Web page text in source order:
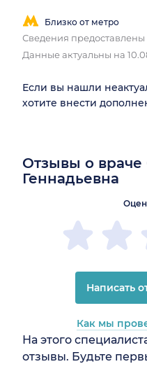
Близко от метро
Сведения
Данные актуальны на
Если вы нашли
хотите внести
Отзывы о враче
Геннадьевна
На этого
отзывы. Будьте
Написать
Как мы